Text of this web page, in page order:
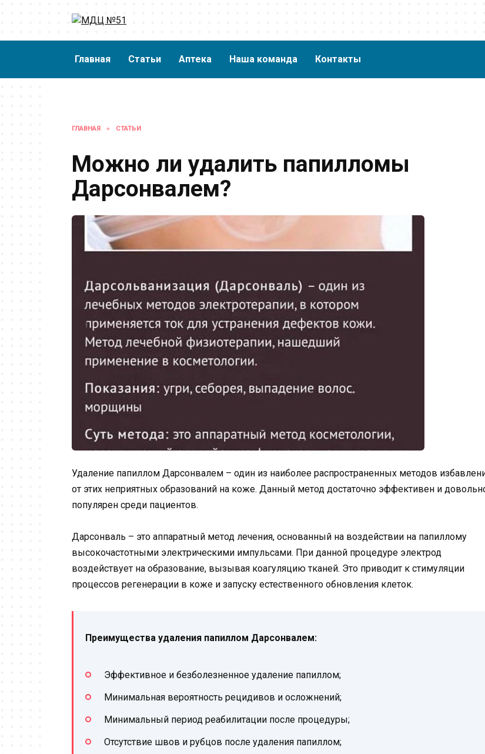
Главная Статьи Аптека Наша команда Контакты
ГЛАВНАЯ » СТАТЬИ
Можно ли удалить папилломы
Дарсонвалем?
Удаление папиллом Дарсонвалем – один из наиболее распространенных методов
от этих неприятных образований на коже. Данный метод достаточно эффективен и
популярен среди пациентов.
Дарсонваль – это аппаратный метод лечения, основанный на воздействии на папиллому
высокочастотными электрическими импульсами. При данной процедуре электрод
воздействует на образование, вызывая коагуляцию тканей. Это приводит к стимуляции
процессов регенерации в коже и запуску естественного обновления клеток.
Преимущества удаления папиллом Дарсонвалем:
Эффективное и безболезненное удаление папиллом;
Минимальная вероятность рецидивов и осложнений;
Минимальный период реабилитации после процедуры;
Отсутствие швов и рубцов после удаления папиллом;